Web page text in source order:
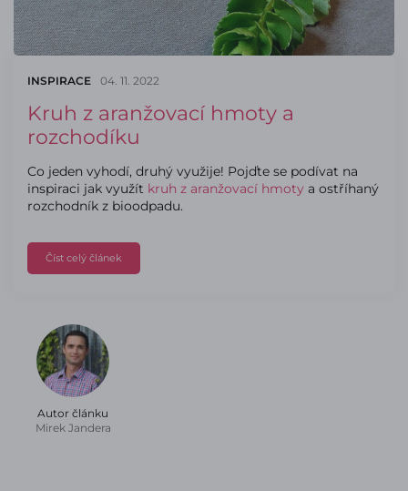
INSPIRACE 04. 11. 2022
Kruh z aranžovací hmoty a
rozchodíku
Co jeden vyhodí, druhý využije! Pojďte se podívat na
inspiraci jak využít kruh z aranžovací hmoty a ostříhaný
rozchodník z bioodpadu.
Číst celý článek
Autor článku
Mirek Jandera